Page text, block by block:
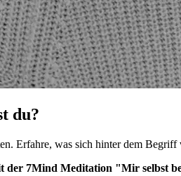
du?
Erfahre, was sich hinter dem
der 7Mind Meditation "Mir selbst